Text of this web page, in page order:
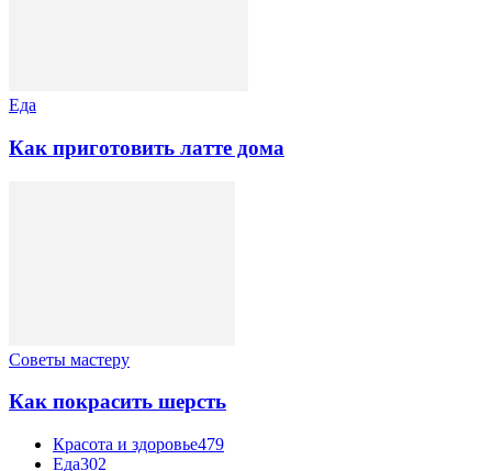
Еда
Как приготовить латте дома
Советы мастеру
Как покрасить шерсть
Красота и здоровье479
Еда302